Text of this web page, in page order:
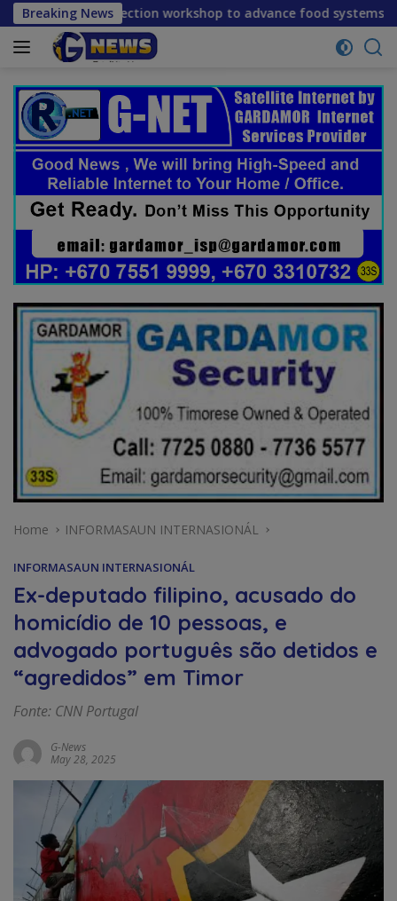
Skip
to
content
Breaking News
reflection workshop to advance food systems
Home INFORMASAUN INTERNASIONÁL
INFORMASAUN INTERNASIONÁL
Ex-deputado filipino, acusado do
homicídio de 10 pessoas, e
advogado português são detidos e
“agredidos” em Timor
Fonte: CNN Portugal
G-News
May 28, 2025